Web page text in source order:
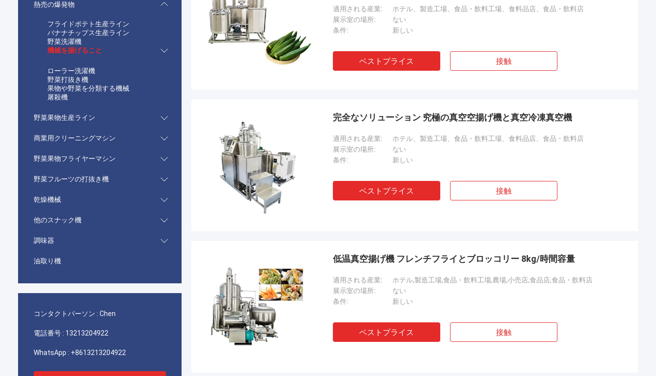
熱売の爆発物
フライドポテト生産ライン
バナナチップス生産ライン
野菜洗濯機
機械を揚げること
ローラー洗濯機
野菜打抜き機
果物や野菜を分類する機械
屠殺機
野菜果物生産ライン
商業用クリーニングマシン
野菜果物フライヤーマシン
野菜フルーツの打抜き機
乾燥機械
他のスナック機
調味器
油取り機
コンタクトパーソン : Chen
電話番号 : 13213204922
WhatsApp : +8613213204922
適用される産業:
ホテル、製造工場、食品・飲料工場、食料品店、食品・飲料店
展示室の場所:
ない
条件:
新しい
ベストプライス 接触
完全なソリューション 究極の真空空揚げ機と真空冷凍真空機
適用される産業:
ホテル、製造工場、食品・飲料工場、食料品店、食品・飲料店
展示室の場所:
ない
条件:
新しい
ベストプライス 接触
低温真空揚げ機 フレンチフライとブロッコリー 8kg/時間容量
適用される産業:
ホテル,製造工場,食品・飲料工場,農場,小売店,食品店,食品・飲料店
展示室の場所:
ない
条件:
新しい
ベストプライス 接触